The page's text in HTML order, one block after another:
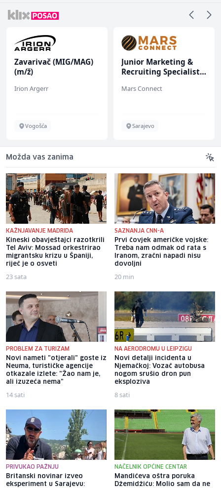
Zavarivač (MIG/MAG)
(m/ž)
Irion Argerr
Vogošća
Junior Marketing &
Recruiting Specialist
Mars Connect
Sarajevo
Možda vas zanima
KAŽNJAVANJE MADRIDA
Kineski obavještajci razotkrili
Tel Aviv: Mossad orkestrirao
migrantsku krizu u Španiji,
riječ je o osveti
23 sata
SAZNANJA CNN-A
Prvi čovjek američke vojske:
Treba nam odmak od rata s
Iranom, zračni napadi nisu
dovoljni
20 min
PROBLEM ZA TURIZAM
Novi nameti "otjerali" goste iz
Neuma, turističke agencije
otkazale izlete: "Žao nam je,
ali izuzeća nema"
14 sati
NA AERODROMU U LEIPZIGU
Novi detalji incidenta u
Njemačkoj: Vozač autobusa
nogom srušio dron pun
eksploziva
8 sati
PRIVUKAO PAŽNJU
Britanski novinar izveo
eksperiment u Sarajevu:
NAČELNIK OPĆINE CENTAR
Mandićeva oštra poruka
Džemidžiću: Molio sam da ne